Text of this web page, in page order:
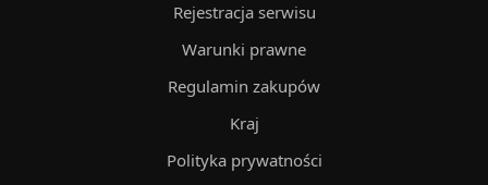
Rejestracja serwisu
Warunki prawne
Regulamin zakupów
Kraj
Polityka prywatności